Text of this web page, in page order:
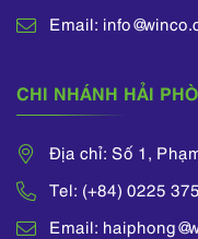
Email:
CHI NHÁNH HẢI
Địa chỉ: Số 1,
Tel: (+84) 0225
Email: